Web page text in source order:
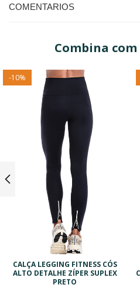
COMENTARIOS
Combina
-10%
CALÇA LEGGING FITNESS CÓS
ALTO DETALHE ZÍPER SUPLEX
PRETO